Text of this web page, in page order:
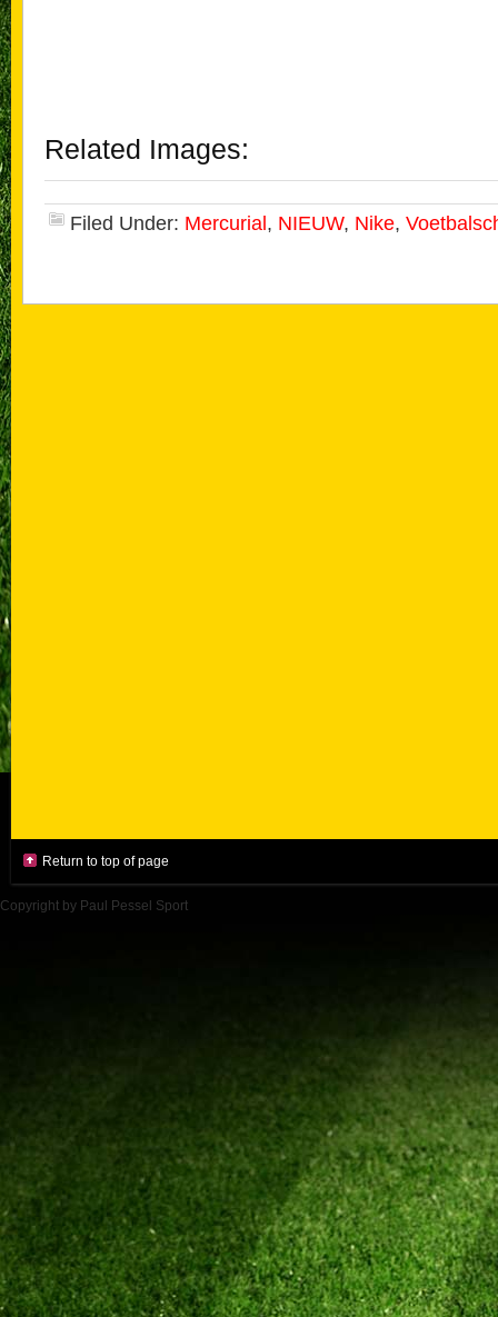
Related Images:
Filed Under: Mercurial , NIEUW, Nike,
Return to top of page
Copyright by Paul Pessel Sport